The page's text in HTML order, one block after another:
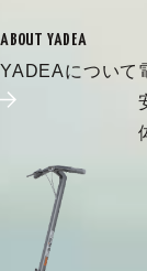
ABOUT YADEA
YADEAについて